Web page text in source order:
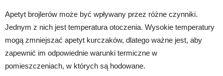
Apetyt brojlerów może być wpływany przez różne czynniki.
Jednym z nich jest temperatura otoczenia. Wysokie temperatury
mogą zmniejszać apetyt kurczaków, dlatego ważne jest, aby
zapewnić im odpowiednie warunki termiczne w
pomieszczeniach, w których są hodowane.